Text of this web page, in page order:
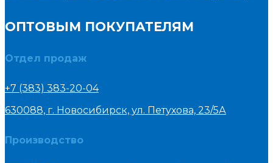
ОПТОВЫМ ПОКУПАТЕЛЯМ
Отдел продаж
+7 (383) 383-20-04
630088, г. Новосибирск, ул. Петухова, 23/5А
Производство